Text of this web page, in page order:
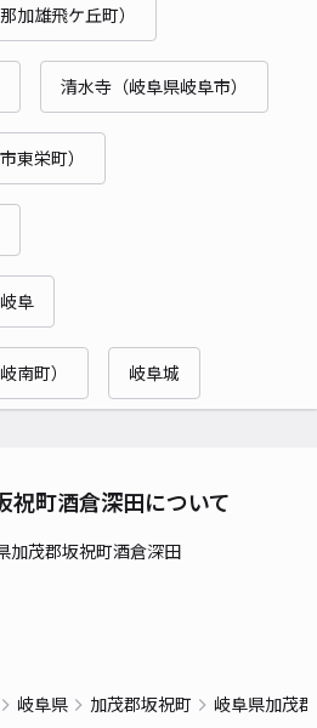
加雄飛ケ丘町）
清水寺（岐阜県岐阜市）
東栄町）
阜
南町） 岐阜城
祝町酒倉深田について
加茂郡坂祝町酒倉深田
岐阜県 加茂郡坂祝町 岐阜県加茂